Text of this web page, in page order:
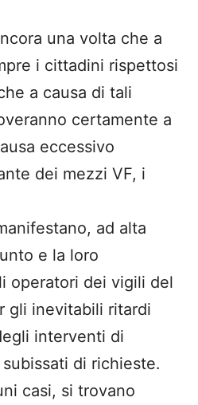
una volta che a
i cittadini rispettosi
a causa di tali
certamente a
eccessivo
dei mezzi VF, i
ad alta
e la loro
operatori dei vigili del
gli inevitabili ritardi
interventi di
di richieste.
casi, si trovano